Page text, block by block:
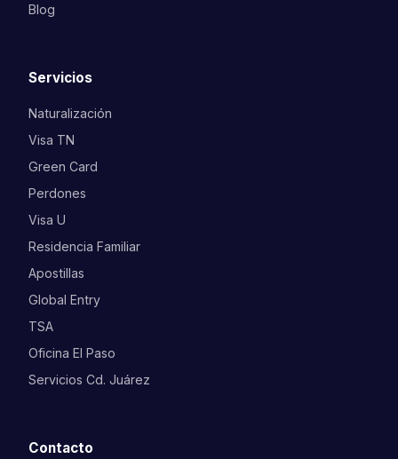
Blog
Servicios
Naturalización
Visa TN
Green Card
Perdones
Visa U
Residencia Familiar
Apostillas
Global Entry
TSA
Oficina El Paso
Servicios Cd. Juárez
Contacto